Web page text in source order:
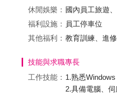
休閒娛樂： 國內員工旅遊
福利設施： 員工停車位
其他福利： 教育訓練、進
技能與求職專長
工作技能： 1.熟悉
2.具備電腦、